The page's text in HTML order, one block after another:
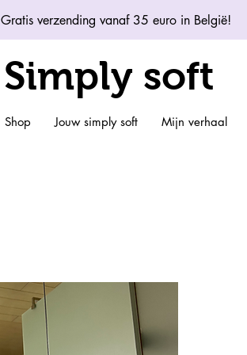
Gratis verzending vanaf 35 euro in België!
Simply soft
Shop Jouw simply soft Mijn verhaal